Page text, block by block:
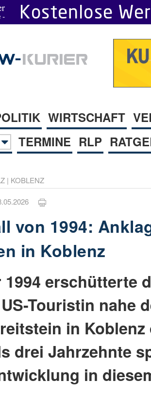
WIRTSCHAFT
TERMINE RLP
| KOBLENZ
von 1994:
in Koblenz
1994 erschütterte
Touristin nahe
in Koblenz
drei Jahrzehnte
in